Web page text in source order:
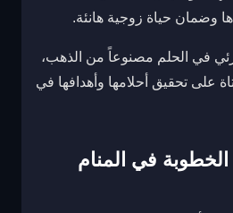
وضمان حياة زوجية هانئة.
في الحلم مصنوعاً من الذهب،
على تحقيق أحلامها وأهدافها في
في المنام